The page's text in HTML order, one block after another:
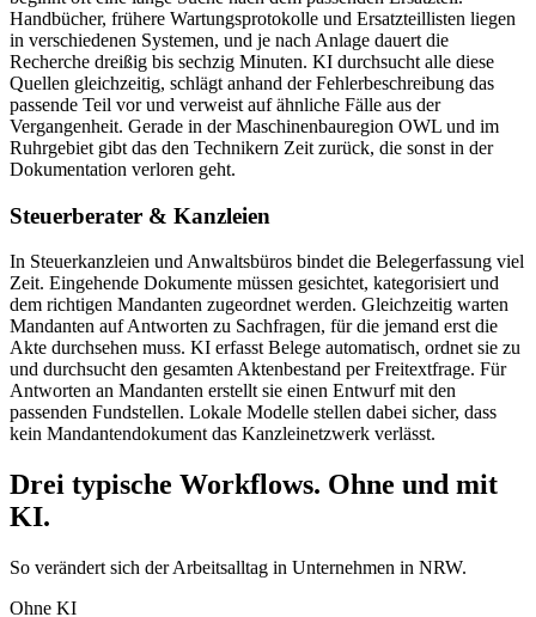
Handbücher, frühere Wartungsprotokolle und Ersatzteillisten liegen
in verschiedenen Systemen, und je nach Anlage dauert die
Recherche dreißig bis sechzig Minuten. KI durchsucht alle diese
Quellen gleichzeitig, schlägt anhand der Fehlerbeschreibung das
passende Teil vor und verweist auf ähnliche Fälle aus der
Vergangenheit. Gerade in der Maschinenbauregion OWL und im
Ruhrgebiet gibt das den Technikern Zeit zurück, die sonst in der
Dokumentation verloren geht.
Steuerberater & Kanzleien
In Steuerkanzleien und Anwaltsbüros bindet die Belegerfassung viel
Zeit. Eingehende Dokumente müssen gesichtet, kategorisiert und
dem richtigen Mandanten zugeordnet werden. Gleichzeitig warten
Mandanten auf Antworten zu Sachfragen, für die jemand erst die
Akte durchsehen muss. KI erfasst Belege automatisch, ordnet sie zu
und durchsucht den gesamten Aktenbestand per Freitextfrage. Für
Antworten an Mandanten erstellt sie einen Entwurf mit den
passenden Fundstellen. Lokale Modelle stellen dabei sicher, dass
kein Mandantendokument das Kanzleinetzwerk verlässt.
Drei typische Workflows. Ohne und mit
KI.
So verändert sich der Arbeitsalltag in Unternehmen in NRW.
Ohne KI